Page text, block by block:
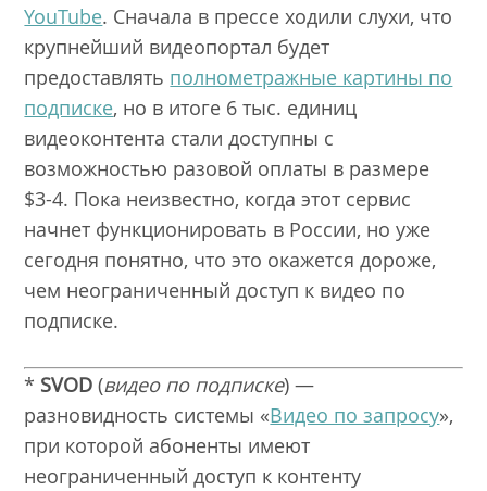
YouTube. Сначала в прессе ходили слухи, что
крупнейший видеопортал будет
предоставлять полнометражные картины по
подписке, но в итоге 6 тыс. единиц
видеоконтента стали доступны с
возможностью разовой оплаты в размере
$3-4. Пока неизвестно, когда этот сервис
начнет функционировать в России, но уже
сегодня понятно, что это окажется дороже,
чем неограниченный доступ к видео по
подписке.
* SVOD(видео по подписке) —
разновидность системы «Видео по запросу»,
при которой абоненты имеют
неограниченный доступ к контенту